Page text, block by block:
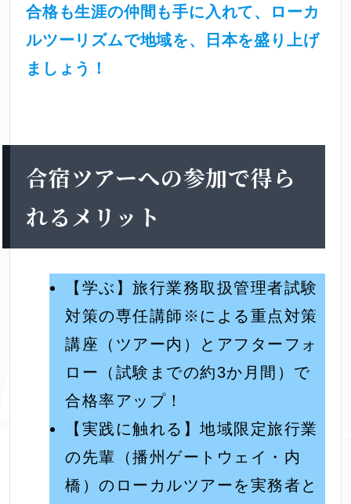
合格も生涯の仲間も手に入れて、ローカ
ルツーリズムで地域を、日本を盛り上げ
ましょう！
合宿ツアーへの参加で得ら
れるメリット
【学ぶ】旅行業務取扱管理者試験
対策の専任講師※による重点対策
講座（ツアー内）とアフターフォ
ロー（試験までの約3か月間）で
合格率アップ！
【実践に触れる】地域限定旅行業
の先輩（播州ゲートウェイ・内
橋）のローカルツアーを実務者と